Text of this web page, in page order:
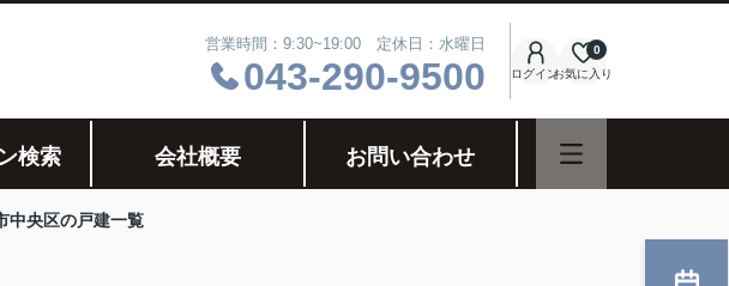
営業時間：9:30~19:00 定休日：水曜日
043-290-9500 ログインお気に入り
0
検索 会社概要 お問い合わせ
中央区の戸建一覧